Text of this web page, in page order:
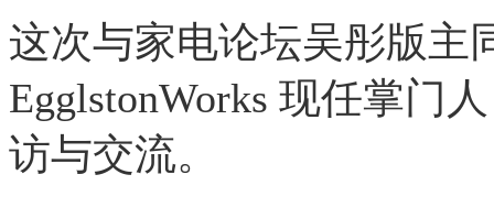
这次与家电论坛吴彤版主
EgglstonWorks 现任掌门
访与交流。